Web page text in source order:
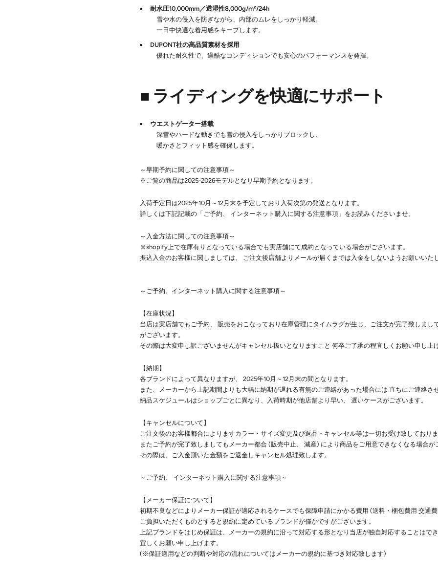
耐水圧10,000mm／透湿性8,000g/m²/24h
雪や水の侵入を防ぎながら、内部のムレをしっかり軽減。
一日中快適な着用感をキープします。
DUPONT社の高品質素材を採用
優れた耐久性で、過酷なコンディションでも安心のパフォーマンスを発揮。
■ ライディングを快適にサポート
ウエストゲーター搭載
深雪やハードな動きでも雪の侵入をしっかりブロックし、
暖かさとフィット感を確保します。
～早期予約に関しての注意事項～
※ご覧の商品は2025-2026モデルとなり早期予約となります。
入荷予定日は2025年10月～12月末を予定しており入荷次第の発送となります。
詳しくは下記記載の「ご予約、 インターネット購入に関する注意事項」をお読みくださいませ。
～入金方法に関しての注意事項～
※shopify上で在庫有りとなっている場合でも実店舗にて成約となっている場合がございます。
振込入金のお客様に関しましては、 ご注文後店舗よりメールが届くまでは入金をしないようお願いいたし
～ご予約、インターネット購入に関する注意事項～
【在庫状況】
当店は実店舗でもご予約、 販売をおこなっており在庫管理にタイムラグが生じ、ご注文が完了致しまし
がございます。
その際は大変申し訳ございませんがキャンセル扱いとなりますこと 何卒ご了承の程宜しくお願い申し上げ
【納期】
各ブランドによって異なりますが、 2025年10月～12月末の間となります。
また、メーカーから上記期間よりも大幅に納期が遅れる有無のご連絡があった場合には 直ちにご連絡さ
納品スケジュールはショップごとに異なり、入荷時期が他店舗より早い、 遅いケースがございます。
【キャンセルについて】
ご注文後のお客様都合によりますカラー・サイズ変更及び返品・キャンセル等は一切お受け致しておりま
またご予約が完了致しましてもメーカー都合 (販売中止、 減産) により商品をご用意できなくなる場合が
その際は、ご入金頂いた金額をご返金しキャンセル処理致します。
～ご予約、 インターネット購入に関する注意事項～
【メーカー保証について】
初期不良などによりメーカー保証が適応されるケースでも保障申請にかかる費用 (送料・梱包費用 交通
ご負担いただくものとすると規約に定めているブランドが僅かですがございます。
上記ブランドをはじめ保証は、メーカーの規約に沿って対応する形となり当店が独自対応することはで
宜しくお願い申し上げます。
(※保証適用などの判断や対応の流れについてはメーカーの規約に基づき対応致します)